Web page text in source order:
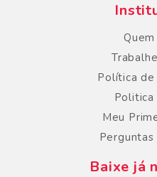
Política de
Politica
Meu
Baixe já